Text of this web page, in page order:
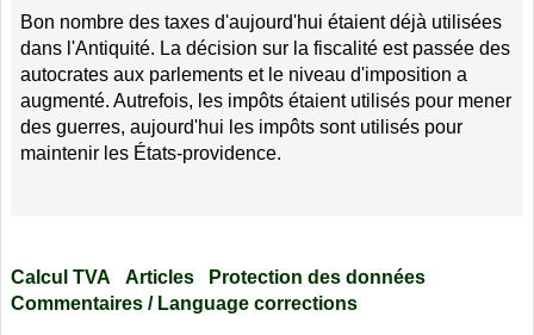
Bon nombre des taxes d'aujourd'hui étaient déjà utilisées
dans l'Antiquité. La décision sur la fiscalité est passée des
autocrates aux parlements et le niveau d'imposition a
augmenté. Autrefois, les impôts étaient utilisés pour mener
des guerres, aujourd'hui les impôts sont utilisés pour
maintenir les États-providence.
Calcul TVA Articles
Protection des données
Commentaires / Language corrections